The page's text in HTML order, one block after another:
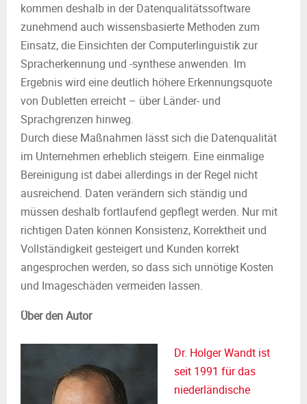
kommen deshalb in der Datenqualitätssoftware
zunehmend auch wissensbasierte Methoden zum
Einsatz, die Einsichten der Computerlinguistik zur
Spracherkennung und -synthese anwenden. Im
Ergebnis wird eine deutlich höhere Erkennungsquote
von Dubletten erreicht – über Länder- und
Sprachgrenzen hinweg.
Durch diese Maßnahmen lässt sich die Datenqualität
im Unternehmen erheblich steigern. Eine einmalige
Bereinigung ist dabei allerdings in der Regel nicht
ausreichend. Daten verändern sich ständig und
müssen deshalb fortlaufend gepflegt werden. Nur mit
richtigen Daten können Konsistenz, Korrektheit und
Vollständigkeit gesteigert und Kunden korrekt
angesprochen werden, so dass sich unnötige Kosten
und Imageschäden vermeiden lassen.
Über den Autor
Dr. Holger Wandt ist
seit 1991 für das
niederländische